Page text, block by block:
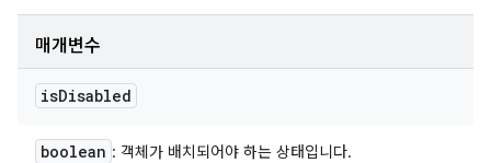
매개변수
isDisabled
boolean : 객체가 배치되어야 하는 상태입니다.